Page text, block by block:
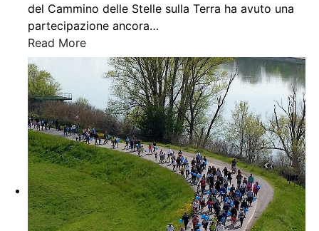
del Cammino delle Stelle sulla Terra ha avuto una
partecipazione ancora…
Read More